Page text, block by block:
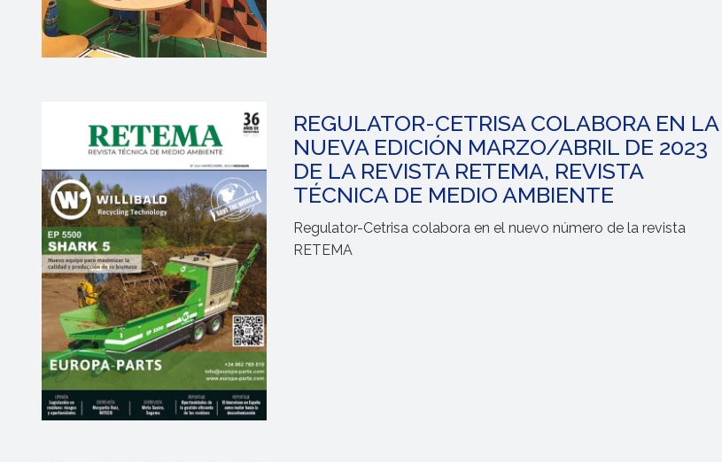
REGULATOR-CETRISA COLABORA EN LA
NUEVA EDICIÓN MARZO/ABRIL DE 2023
DE LA REVISTA RETEMA, REVISTA
TÉCNICA DE MEDIO AMBIENTE
Regulator-Cetrisa colabora en el nuevo número de la revista
RETEMA